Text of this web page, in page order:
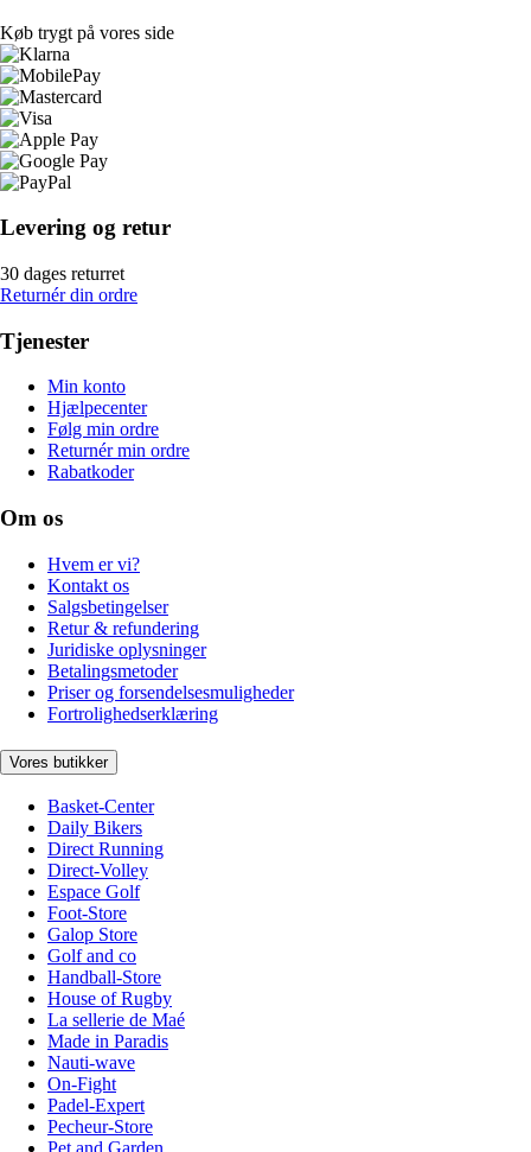
Køb trygt på vores side
Levering og retur
30 dages returret
Returnér din ordre
Tjenester
Min konto
Hjælpecenter
Følg min ordre
Returnér min ordre
Rabatkoder
Om os
Hvem er vi?
Kontakt os
Salgsbetingelser
Retur & refundering
Juridiske oplysninger
Betalingsmetoder
Priser og forsendelsesmuligheder
Fortrolighedserklæring
Vores butikker
Basket-Center
Daily Bikers
Direct Running
Direct-Volley
Espace Golf
Foot-Store
Galop Store
Golf and co
Handball-Store
House of Rugby
La sellerie de Maé
Made in Paradis
Nauti-wave
On-Fight
Padel-Expert
Pecheur-Store